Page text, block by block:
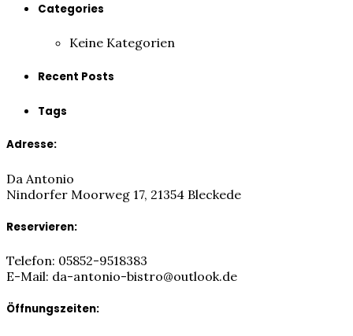
Categories
Keine Kategorien
Recent Posts
Tags
Adresse:
Da Antonio
Nindorfer Moorweg 17, 21354 Bleckede
Reservieren:
Telefon: 05852-9518383
E-Mail: da-antonio-bistro@outlook.de
Öffnungszeiten: